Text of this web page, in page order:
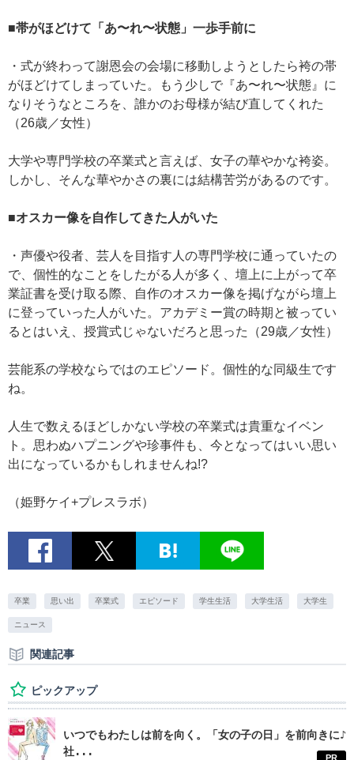
■帯がほどけて「あ〜れ〜状態」一歩手前に
・式が終わって謝恩会の会場に移動しようとしたら袴の帯
がほどけてしまっていた。もう少しで『あ〜れ〜状態』に
なりそうなところを、誰かのお母様が結び直してくれた
（26歳／女性）
大学や専門学校の卒業式と言えば、女子の華やかな袴姿。
しかし、そんな華やかさの裏には結構苦労があるのです。
■オスカー像を自作してきた人がいた
・声優や役者、芸人を目指す人の専門学校に通っていたの
で、個性的なことをしたがる人が多く、壇上に上がって卒
業証書を受け取る際、自作のオスカー像を掲げながら壇上
に登っていった人がいた。アカデミー賞の時期と被ってい
るとはいえ、授賞式じゃないだろと思った（29歳／女性）
芸能系の学校ならではのエピソード。個性的な同級生です
ね。
人生で数えるほどしかない学校の卒業式は貴重なイベン
ト。思わぬハプニングや珍事件も、今となってはいい思い
出になっているかもしれませんね!?
（姫野ケイ+プレスラボ）
卒業 思い出 卒業式 エピソード 学生生活 大学生活 大学生
ニュース
関連記事
ピックアップ
いつでもわたしは前を向く。「女の子の日」を前向きに♪
社...
PR